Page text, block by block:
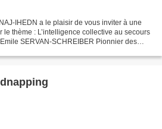
IHEDN a le plaisir de vous inviter à une
thème : L’intelligence collective au secours
SERVAN-SCHREIBER Pionnier des